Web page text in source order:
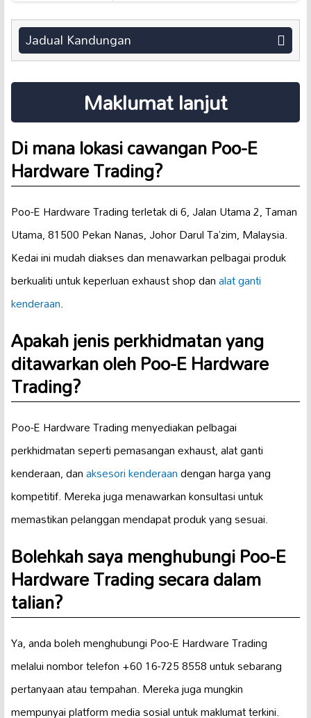
Jadual Kandungan
Maklumat lanjut
Di mana lokasi cawangan Poo-E
Hardware Trading?
Poo-E Hardware Trading terletak di 6, Jalan Utama 2, Taman
Utama, 81500 Pekan Nanas, Johor Darul Ta’zim, Malaysia.
Kedai ini mudah diakses dan menawarkan pelbagai produk
berkualiti untuk keperluan exhaust shop danalat ganti
kenderaan.
Apakah jenis perkhidmatan yang
ditawarkan oleh Poo-E Hardware
Trading?
Poo-E Hardware Trading menyediakan pelbagai
perkhidmatan seperti pemasangan exhaust, alat ganti
kenderaan, danaksesori kenderaandengan harga yang
kompetitif. Mereka juga menawarkan konsultasi untuk
memastikan pelanggan mendapat produk yang sesuai.
Bolehkah saya menghubungi Poo-E
Hardware Trading secara dalam
talian?
Ya, anda boleh menghubungi Poo-E Hardware Trading
melalui nombor telefon +60 16-725 8558 untuk sebarang
pertanyaan atau tempahan. Mereka juga mungkin
mempunyai platform media sosial untuk maklumat terkini.